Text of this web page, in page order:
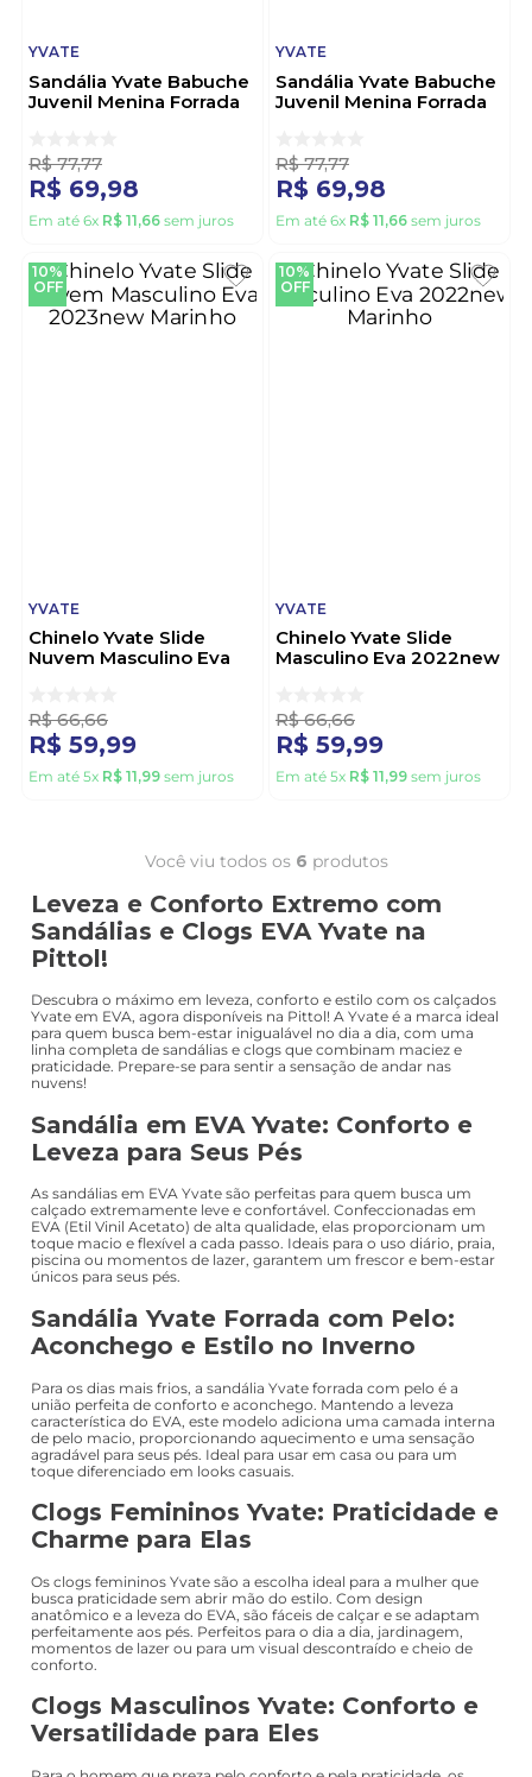
YVATE
Sandália Yvate Babuche
Juvenil Menina Forrada
R$ 77,77
R$ 69,98
Em até 6x R$ 11,66 sem juros
YVATE
Sandália Yvate Babuche
Juvenil Menina Forrada
R$ 77,77
R$ 69,98
Em até 6x R$ 11,66 sem juros
10%
OFF
YVATE
Chinelo Yvate Slide
Nuvem Masculino Eva
R$ 66,66
R$ 59,99
Em até 5x R$ 11,99 sem juros
10%
OFF
YVATE
Chinelo Yvate Slide
Masculino Eva 2022new
R$ 66,66
R$ 59,99
Em até 5x R$ 11,99 sem juros
Você viu todos os 6 produtos
Leveza e Conforto Extremo com
Sandálias e Clogs EVA Yvate na
Pittol!
Descubra o máximo em leveza, conforto e estilo com os calçados
Yvate em EVA, agora disponíveis na Pittol! A Yvate é a marca ideal
para quem busca bem-estar inigualável no dia a dia, com uma
linha completa de sandálias e clogs que combinam maciez e
praticidade. Prepare-se para sentir a sensação de andar nas
nuvens!
Sandália em EVA Yvate: Conforto e
Leveza para Seus Pés
As sandálias em EVA Yvate são perfeitas para quem busca um
calçado extremamente leve e confortável. Confeccionadas em
EVA (Etil Vinil Acetato) de alta qualidade, elas proporcionam um
toque macio e flexível a cada passo. Ideais para o uso diário, praia,
piscina ou momentos de lazer, garantem um frescor e bem-estar
únicos para seus pés.
Sandália Yvate Forrada com Pelo:
Aconchego e Estilo no Inverno
Para os dias mais frios, a sandália Yvate forrada com pelo é a
união perfeita de conforto e aconchego. Mantendo a leveza
característica do EVA, este modelo adiciona uma camada interna
de pelo macio, proporcionando aquecimento e uma sensação
agradável para seus pés. Ideal para usar em casa ou para um
toque diferenciado em looks casuais.
Clogs Femininos Yvate: Praticidade e
Charme para Elas
Os clogs femininos Yvate são a escolha ideal para a mulher que
busca praticidade sem abrir mão do estilo. Com design
anatômico e a leveza do EVA, são fáceis de calçar e se adaptam
perfeitamente aos pés. Perfeitos para o dia a dia, jardinagem,
momentos de lazer ou para um visual descontraído e cheio de
conforto.
Clogs Masculinos Yvate: Conforto e
Versatilidade para Eles